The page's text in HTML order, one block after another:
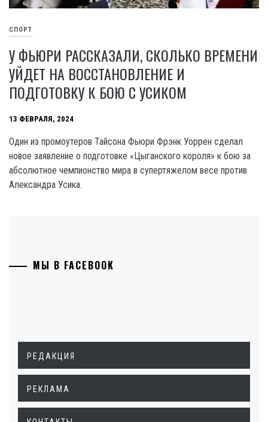
СПОРТ
У ФЬЮРИ РАССКАЗАЛИ, СКОЛЬКО ВРЕМЕНИ
УЙДЕТ НА ВОССТАНОВЛЕНИЕ И
ПОДГОТОВКУ К БОЮ С УСИКОМ
13 ФЕВРАЛЯ, 2024
Один из промоутеров Тайсона Фьюри Фрэнк Уоррен сделал
новое заявление о подготовке «Цыганского короля» к бою за
абсолютное чемпионство мира в супертяжелом весе против
Александра Усика.
МЫ В FACEBOOK
РЕДАКЦИЯ
РЕКЛАМА